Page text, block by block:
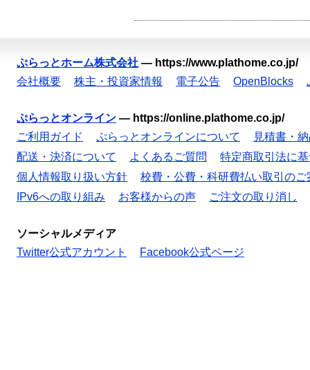
ぷらっとホーム株式会社 — https://www.plathome.co.jp/
会社概要
株主・投資家情報 電子公告 OpenBlocks
ぷらっとオンライン — https://online.plathome.co.jp/
ご利用ガイド
ぷらっとオンラインについて
見積書・
配送・決済について
よくあるご質問
特定商取引法に
個人情報取り扱い方針
校費・公費・科研費払い取引のご
IPv6への取り組み
お客様からの声 ご注文の取り消し
ソーシャルメディア
Twitter公式アカウント
Facebook公式ページ